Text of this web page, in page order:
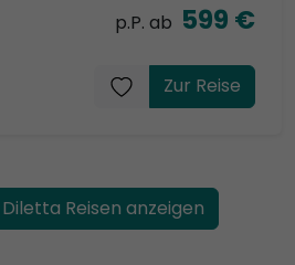
p.P. ab 599 €
Zur Reise
Reisen anzeigen